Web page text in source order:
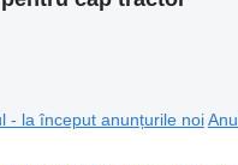
- la început anunțurile noi